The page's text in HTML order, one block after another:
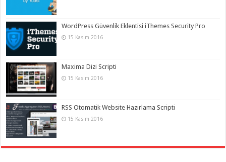
WordPress Güvenlik Eklentisi iThemes Security Pro
15 Kasım 2016
Maxima Dizi Scripti
15 Kasım 2016
RSS Otomatik Website Hazırlama Scripti
15 Kasım 2016